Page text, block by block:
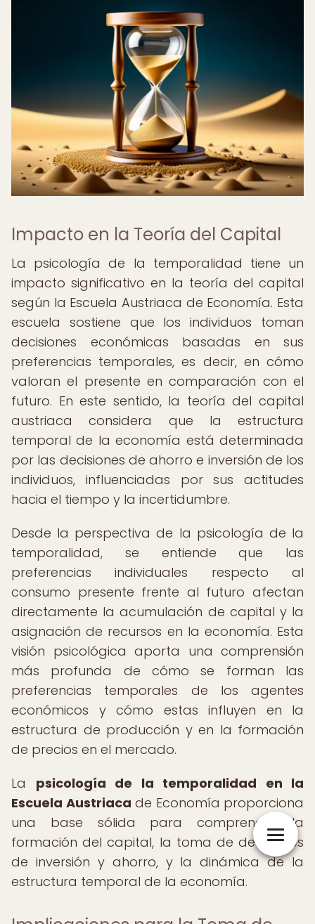
Impacto en la Teoría del Capital
La psicología de la temporalidad tiene un
impacto significativo en la teoría del capital
según la Escuela Austriaca de Economía. Esta
escuela sostiene que los individuos toman
decisiones económicas basadas en sus
preferencias temporales, es decir, en cómo
valoran el presente en comparación con el
futuro. En este sentido, la teoría del capital
austriaca considera que la estructura
temporal de la economía está determinada
por las decisiones de ahorro e inversión de los
individuos, influenciadas por sus actitudes
hacia el tiempo y la incertidumbre.
Desde la perspectiva de la psicología de la
temporalidad, se entiende que las
preferencias individuales respecto al
consumo presente frente al futuro afectan
directamente la acumulación de capital y la
asignación de recursos en la economía. Esta
visión psicológica aporta una comprensión
más profunda de cómo se forman las
preferencias temporales de los agentes
económicos y cómo estas influyen en la
estructura de producción y en la formación
de precios en el mercado.
La psicología de la temporalidad en la
Escuela Austriaca de Economía proporciona
una base sólida para comprender la
formación del capital, la toma de decisiones
de inversión y ahorro, y la dinámica de la
estructura temporal de la economía.